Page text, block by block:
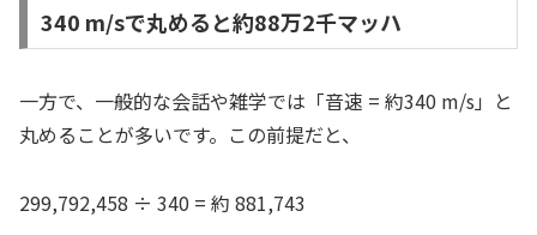
340 m/sで丸めると約88万2千マッハ
一方で、一般的な会話や雑学では「音速 = 約340 m/s」と
丸めることが多いです。この前提だと、
299,792,458 ÷ 340 = 約 881,743